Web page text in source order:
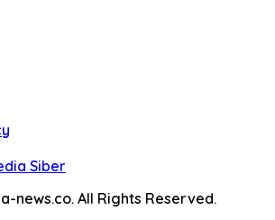
Siber
news.co. All Rights Reserved.